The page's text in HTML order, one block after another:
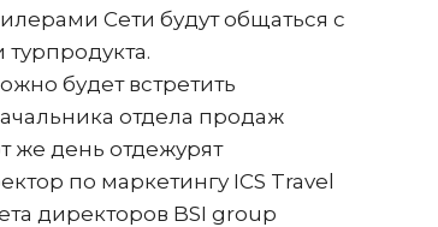
Сети будут общаться с
будет встретить
отдела продаж
же день отдежурят
по маркетингу ICS Travel
директоров BSI group